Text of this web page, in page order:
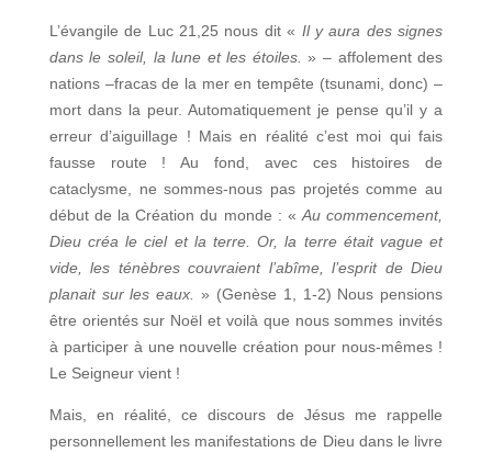
L’évangile de Luc 21,25 nous dit « Il y aura des signes
dans le soleil, la lune et les étoiles. » – affolement des
nations –fracas de la mer en tempête (tsunami, donc) –
mort dans la peur. Automatiquement je pense qu’il y a
erreur d’aiguillage ! Mais en réalité c’est moi qui fais
fausse route ! Au fond, avec ces histoires de
cataclysme, ne sommes-nous pas projetés comme au
début de la Création du monde : «Au commencement,
Dieu créa le ciel et la terre. Or, la terre était vague et
vide, les ténèbres couvraient l’abîme, l’esprit de Dieu
planait sur les eaux. » (Genèse 1, 1-2) Nous pensions
être orientés sur Noël et voilà que nous sommes invités
à participer à une nouvelle création pour nous-mêmes !
Le Seigneur vient !
Mais, en réalité, ce discours de Jésus me rappelle
personnellement les manifestations de Dieu dans le livre